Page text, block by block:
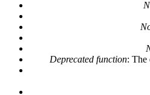
Deprecated function: The